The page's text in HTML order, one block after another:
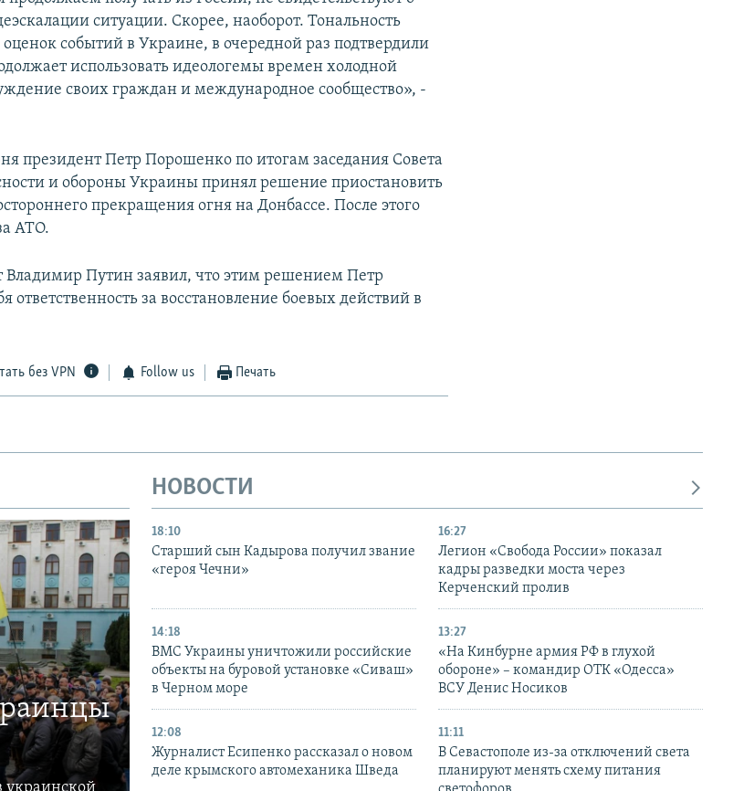
ситуации. Скорее, наоборот. Тональность
событий в Украине, в очередной раз подтвердили
использовать идеологемы времен холодной
своих граждан и международное сообщество», -
президент Петр Порошенко по итогам заседания Совета
и обороны Украины принял решение приостановить
прекращения огня на Донбассе. После этого
АТО.
Владимир Путин заявил, что этим решением Петр
ответственность за восстановление боевых действий в
без VPN Follow us Печать
НОВОСТИ
18:10
Старший сын Кадырова получил звание
«героя Чечни»
16:27
Легион «Свобода России» показал
кадры разведки моста через
Керченский пролив
14:18
ВМС Украины уничтожили российские
объекты на буровой установке «Сиваш»
в Черном море
13:27
«На Кинбурне армия РФ в глухой
обороне» – командир ОТК «Одесса»
ВСУ Денис Носиков
12:08
Журналист Есипенко рассказал о новом
деле крымского автомеханика Шведа
11:11
В Севастополе из-за отключений света
планируют менять схему питания